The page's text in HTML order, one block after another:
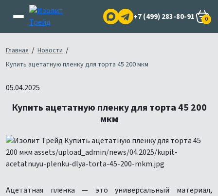
+7 (499) 283-80-91 0
Главная / Новости /
Купить ацетатную пленку для торта 45 200 мкм
05.04.2025
Купить ацетатную пленку для торта 45 200
мкм
Ацетатная пленка — это универсальный материал,